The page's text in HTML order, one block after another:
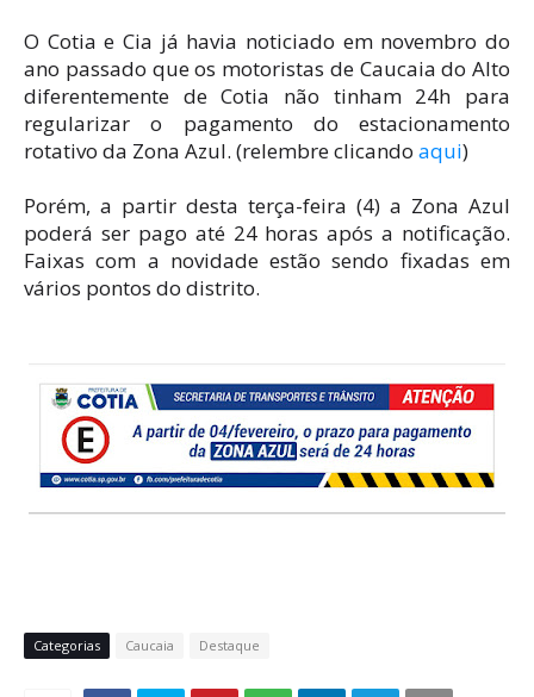
O Cotia e Cia já havia noticiado em novembro do
ano passado que os motoristas de Caucaia do Alto
diferentemente de Cotia não tinham 24h para
regularizar o pagamento do estacionamento
rotativo da Zona Azul. (relembre clicando aqui)
Porém, a partir desta terça-feira (4) a Zona Azul
poderá ser pago até 24 horas após a notificação.
Faixas com a novidade estão sendo fixadas em
vários pontos do distrito.
Categorias Caucaia Destaque